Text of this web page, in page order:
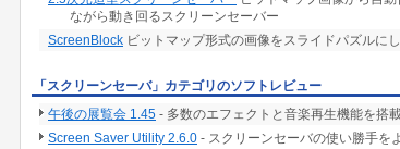
ながら動き回るスクリーンセーバー
ScreenBlock ビットマップ形式の画像をスライドパズルに
「スクリーンセーバ」カテゴリのソフトレビュー
午後の展覧会 1.45 - 多数のエフェクトと音楽再生機能を搭
Screen Saver Utility 2.6.0 - スクリーンセーバの使い勝手を